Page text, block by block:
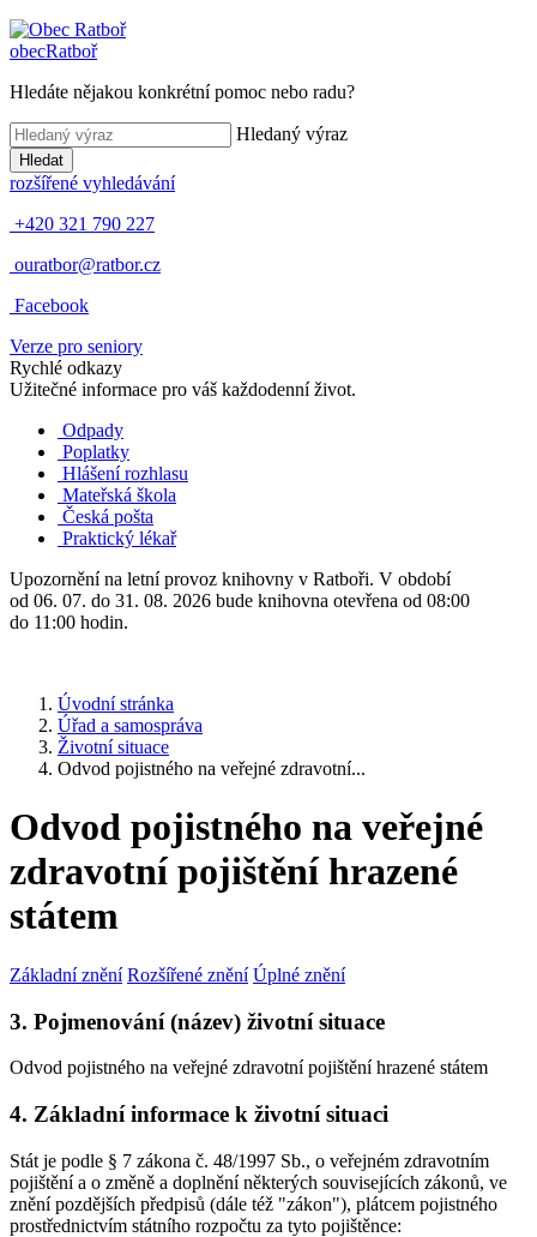
obecRatboř
Hledáte nějakou konkrétní pomoc nebo radu?
Hledaný výraz
Hledat
rozšířené vyhledávání
+420 321 790 227
ouratbor@ratbor.cz
Facebook
Verze pro seniory
Rychlé odkazy
Užitečné informace pro váš každodenní život.
Odpady
Poplatky
Hlášení rozhlasu
Mateřská škola
Česká pošta
Praktický lékař
Upozornění na letní provoz knihovny v Ratboři. V období
od 06. 07. do 31. 08. 2026 bude knihovna otevřena od 08:00
do 11:00 hodin.
Úvodní stránka
Úřad a samospráva
Životní situace
Odvod pojistného na veřejné zdravotní...
Odvod pojistného na veřejné
zdravotní pojištění hrazené
státem
Základní znění Rozšířené znění Úplné znění
3. Pojmenování (název) životní situace
Odvod pojistného na veřejné zdravotní pojištění hrazené státem
4. Základní informace k životní situaci
Stát je podle § 7 zákona č. 48/1997 Sb., o veřejném zdravotním
pojištění a o změně a doplnění některých souvisejících zákonů, ve
znění pozdějších předpisů (dále též "zákon"), plátcem pojistného
prostřednictvím státního rozpočtu za tyto pojištěnce: